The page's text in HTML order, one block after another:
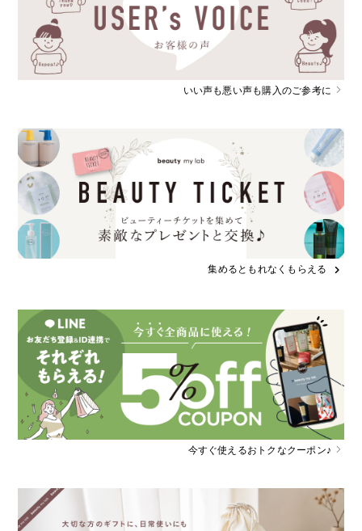
いい声も悪い声も購入のご参考に
集めるともれなくもらえる chevron_right
今すぐ使えるおトクなクーポン♪